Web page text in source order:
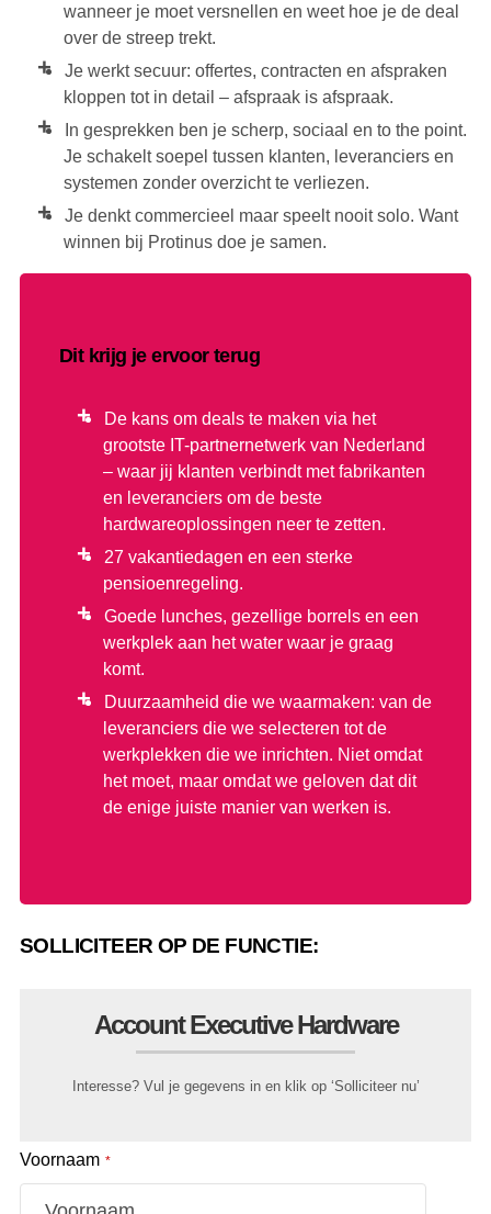
wanneer je moet versnellen en weet hoe je de deal
over de streep trekt.
Je werkt secuur: offertes, contracten en afspraken
kloppen tot in detail – afspraak is afspraak.
In gesprekken ben je scherp, sociaal en to the point.
Je schakelt soepel tussen klanten, leveranciers en
systemen zonder overzicht te verliezen.
Je denkt commercieel maar speelt nooit solo. Want
winnen bij Protinus doe je samen.
Dit krijg je ervoor terug
De kans om deals te maken via het
grootste IT-partnernetwerk van Nederland
– waar jij klanten verbindt met fabrikanten
en leveranciers om de beste
hardwareoplossingen neer te zetten.
27 vakantiedagen en een sterke
pensioenregeling.
Goede lunches, gezellige borrels en een
werkplek aan het water waar je graag
komt.
Duurzaamheid die we waarmaken: van de
leveranciers die we selecteren tot de
werkplekken die we inrichten. Niet omdat
het moet, maar omdat we geloven dat dit
de enige juiste manier van werken is.
SOLLICITEER OP DE FUNCTIE:
Account Executive Hardware
Interesse? Vul je gegevens in en klik op ‘Solliciteer nu’
Voornaam *